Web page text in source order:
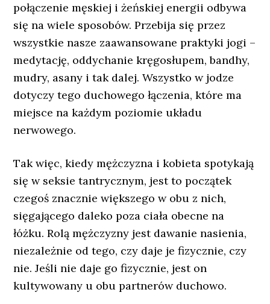
połączenie męskiej i żeńskiej energii odbywa
się na wiele sposobów. Przebija się przez
wszystkie nasze zaawansowane praktyki jogi –
medytację, oddychanie kręgosłupem, bandhy,
mudry, asany i tak dalej. Wszystko w jodze
dotyczy tego duchowego łączenia, które ma
miejsce na każdym poziomie układu
nerwowego.
Tak więc, kiedy mężczyzna i kobieta spotykają
się w seksie tantrycznym, jest to początek
czegoś znacznie większego w obu z nich,
sięgającego daleko poza ciała obecne na
łóżku. Rolą mężczyzny jest dawanie nasienia,
niezależnie od tego, czy daje je fizycznie, czy
nie. Jeśli nie daje go fizycznie, jest on
kultywowany u obu partnerów duchowo.